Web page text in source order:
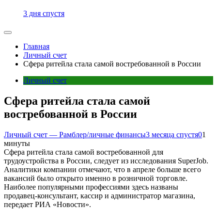
3 дня спустя
Главная
Личный счет
Сфера ритейла стала самой востребованной в России
Личный счет
Сфера ритейла стала самой
востребованной в России
Личный счет — Рамблер/личные финансы3 месяца спустя01
минуты
Сфера ритейла стала самой востребованной для
трудоустройства в России, следует из исследования SuperJob.
Аналитики компании отмечают, что в апреле больше всего
вакансий было открыто именно в розничной торговле.
Наиболее популярными профессиями здесь названы
продавец-консультант, кассир и администратор магазина,
передает РИА «Новости».